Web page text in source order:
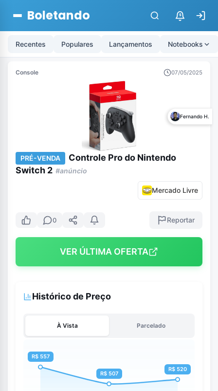
Boletando $
Recentes Populares Lançamentos Notebooks
Console 07/05/2025
Fernando H.
PRÉ-VENDA
Controle Pro do Nintendo
Switch 2 #anúncio
Mercado Livre
0 Reportar
VER ÚLTIMA OFERTA
Histórico de Preço
À Vista Parcelado